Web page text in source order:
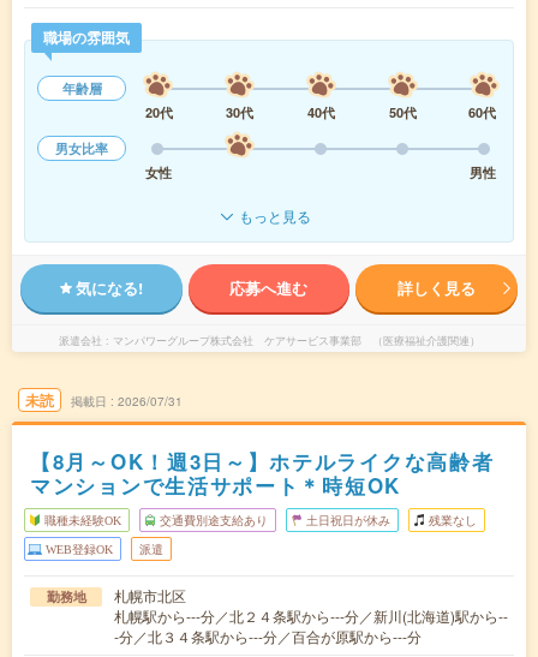
職場の雰囲気
年齢層
20代
30代 40代 50代
60代
男女比率
女性
男性
もっと見る
気になる! 応募へ進む 詳しく見る
派遣会社 マンパワーグループ株式会社 ケアサービス事業部 （医療福祉介護関連）
未読 掲載日 2026/07/31
【8月～OK！週3日～】ホテルライクな高齢者
マンションで生活サポート＊時短OK
職種未経験OK 交通費別途支給あり 土日祝日が休み 残業なし
WEB登録OK 派遣
勤務地
札幌市北区
札幌駅から---分／北２４条駅から---分／新川(北海道)駅から--
-分／北３４条駅から---分／百合が原駅から---分